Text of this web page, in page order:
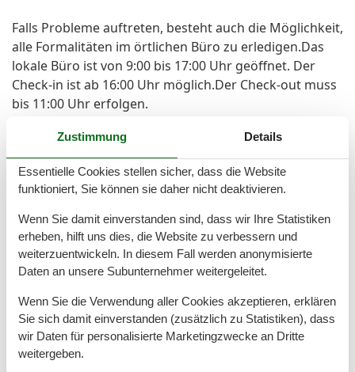
Falls Probleme auftreten, besteht auch die Möglichkeit,
alle Formalitäten im örtlichen Büro zu erledigen.Das
lokale Büro ist von 9:00 bis 17:00 Uhr geöffnet. Der
Check-in ist ab 16:00 Uhr möglich.Der Check-out muss
bis 11:00 Uhr erfolgen.
• Die Schadenskaution beträgt 300 PLN. Sie besteht in
einer Vorautorisierung (Sperre) auf der Karte des
Gastes. Das Guthaben auf der Karte wird innerhalb
von 5 Tagen nach dem Check-out freigegeben.
• Die Freigabe der auf der Karte gesperrten
Kautionsmittel hängt von der Bank ab, bei der der
Kunde seine Zahlungskarte führt, und kann zwischen 7
und 14 Tagen dauern.
• Kurtaxe (derzeit beträgt sie 3.30 PLN / Nacht /
Person).
Zustimmung Details
Essentielle Cookies stellen sicher, dass die Website
funktioniert, Sie können sie daher nicht deaktivieren.
Wenn Sie damit einverstanden sind, dass wir Ihre Statistiken
erheben, hilft uns dies, die Website zu verbessern und
weiterzuentwickeln. In diesem Fall werden anonymisierte
Daten an unsere Subunternehmer weitergeleitet.
Wenn Sie die Verwendung aller Cookies akzeptieren, erklären
Sie sich damit einverstanden (zusätzlich zu Statistiken), dass
wir Daten für personalisierte Marketingzwecke an Dritte
weitergeben.